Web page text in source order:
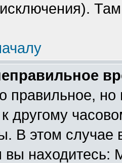
правильное,
другому
В этом
вы